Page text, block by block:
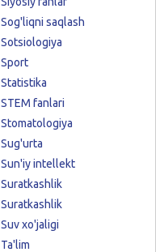
Sog'liqni saqlash
Sotsiologiya
Sport
Statistika
STEM fanlari
Stomatologiya
Sug'urta
Sun'iy intellekt
Suratkashlik
Suratkashlik
Suv xo'jaligi
Ta'lim